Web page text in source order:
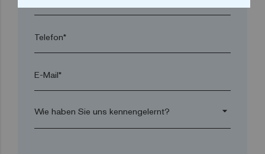
Telefon*
E-Mail*
arrow_drop_down